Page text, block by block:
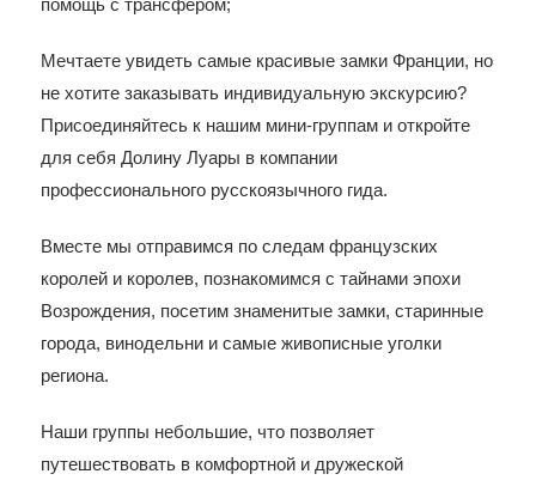
помощь с трансфером;
Мечтаете увидеть самые красивые замки Франции, но
не хотите заказывать индивидуальную экскурсию?
Присоединяйтесь к нашим мини-группам и откройте
для себя Долину Луары в компании
профессионального русскоязычного гида.
Вместе мы отправимся по следам французских
королей и королев, познакомимся с тайнами эпохи
Возрождения, посетим знаменитые замки, старинные
города, винодельни и самые живописные уголки
региона.
Наши группы небольшие, что позволяет
путешествовать в комфортной и дружеской